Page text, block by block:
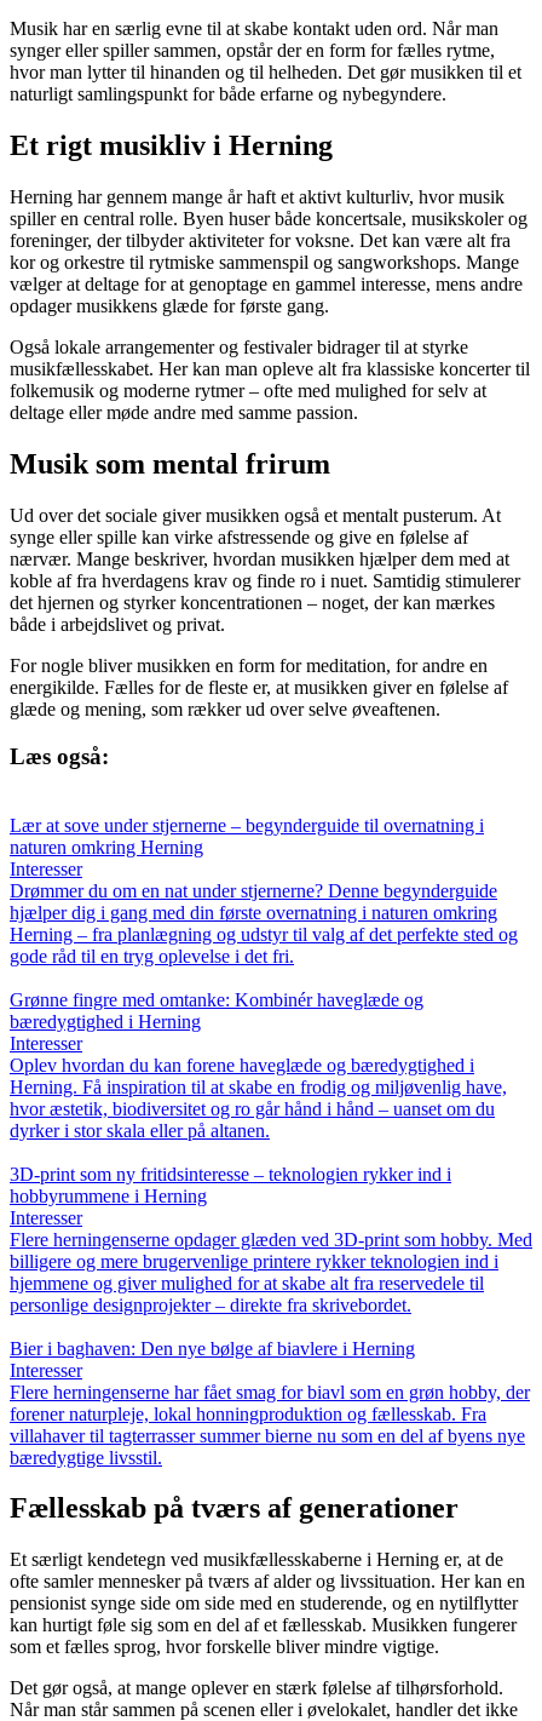
Musik har en særlig evne til at skabe kontakt uden ord. Når man
synger eller spiller sammen, opstår der en form for fælles rytme,
hvor man lytter til hinanden og til helheden. Det gør musikken til et
naturligt samlingspunkt for både erfarne og nybegyndere.
Et rigt musikliv i Herning
Herning har gennem mange år haft et aktivt kulturliv, hvor musik
spiller en central rolle. Byen huser både koncertsale, musikskoler og
foreninger, der tilbyder aktiviteter for voksne. Det kan være alt fra
kor og orkestre til rytmiske sammenspil og sangworkshops. Mange
vælger at deltage for at genoptage en gammel interesse, mens andre
opdager musikkens glæde for første gang.
Også lokale arrangementer og festivaler bidrager til at styrke
musikfællesskabet. Her kan man opleve alt fra klassiske koncerter til
folkemusik og moderne rytmer – ofte med mulighed for selv at
deltage eller møde andre med samme passion.
Musik som mental frirum
Ud over det sociale giver musikken også et mentalt pusterum. At
synge eller spille kan virke afstressende og give en følelse af
nærvær. Mange beskriver, hvordan musikken hjælper dem med at
koble af fra hverdagens krav og finde ro i nuet. Samtidig stimulerer
det hjernen og styrker koncentrationen – noget, der kan mærkes
både i arbejdslivet og privat.
For nogle bliver musikken en form for meditation, for andre en
energikilde. Fælles for de fleste er, at musikken giver en følelse af
glæde og mening, som rækker ud over selve øveaftenen.
Læs også:
Lær at sove under stjernerne – begynderguide til overnatning i
naturen omkring Herning
Interesser
Drømmer du om en nat under stjernerne? Denne begynderguide
hjælper dig i gang med din første overnatning i naturen omkring
Herning – fra planlægning og udstyr til valg af det perfekte sted og
gode råd til en tryg oplevelse i det fri.
Grønne fingre med omtanke: Kombinér haveglæde og
bæredygtighed i Herning
Interesser
Oplev hvordan du kan forene haveglæde og bæredygtighed i
Herning. Få inspiration til at skabe en frodig og miljøvenlig have,
hvor æstetik, biodiversitet og ro går hånd i hånd – uanset om du
dyrker i stor skala eller på altanen.
3D-print som ny fritidsinteresse – teknologien rykker ind i
hobbyrummene i Herning
Interesser
Flere herningenserne opdager glæden ved 3D-print som hobby. Med
billigere og mere brugervenlige printere rykker teknologien ind i
hjemmene og giver mulighed for at skabe alt fra reservedele til
personlige designprojekter – direkte fra skrivebordet.
Bier i baghaven: Den nye bølge af biavlere i Herning
Interesser
Flere herningenserne har fået smag for biavl som en grøn hobby, der
forener naturpleje, lokal honningproduktion og fællesskab. Fra
villahaver til tagterrasser summer bierne nu som en del af byens nye
bæredygtige livsstil.
Fællesskab på tværs af generationer
Et særligt kendetegn ved musikfællesskaberne i Herning er, at de
ofte samler mennesker på tværs af alder og livssituation. Her kan en
pensionist synge side om side med en studerende, og en nytilflytter
kan hurtigt føle sig som en del af et fællesskab. Musikken fungerer
som et fælles sprog, hvor forskelle bliver mindre vigtige.
Det gør også, at mange oplever en stærk følelse af tilhørsforhold.
Når man står sammen på scenen eller i øvelokalet, handler det ikke